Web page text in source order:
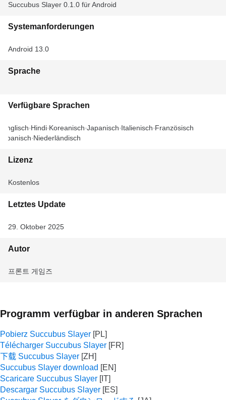
Succubus Slayer 0.1.0 für Android
Systemanforderungen
Android 13.0
Sprache
Verfügbare Sprachen
Englisch Hindi Koreanisch Japanisch Italienisch Französisch
Spanisch Niederländisch
Lizenz
Kostenlos
Letztes Update
29. Oktober 2025
Autor
프론트 게임즈
Programm verfügbar in anderen Sprachen
Pobierz Succubus Slayer
Télécharger Succubus Slayer
下载 Succubus Slayer
Succubus Slayer download
Scaricare Succubus Slayer
Descargar Succubus Slayer